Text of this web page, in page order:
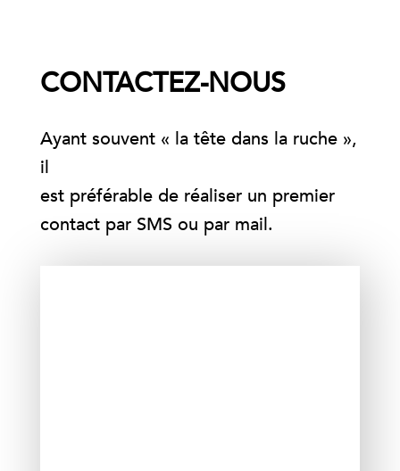
CONTACTEZ-NOUS
Ayant souvent « la tête dans la ruche »,
il
est préférable de réaliser un premier
contact par SMS ou par mail.